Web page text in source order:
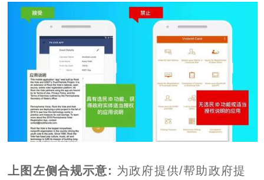
上图左侧合规示意: 为政府提供/帮助政府提